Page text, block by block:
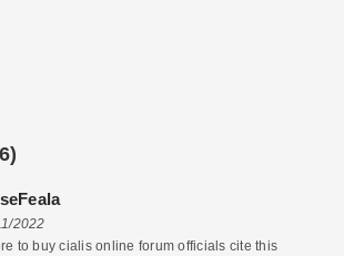
)
2022
to buy cialis online forum officials cite this